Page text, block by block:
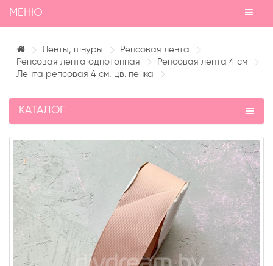
МЕНЮ
Ленты, шнуры
Репсовая лента
Репсовая лента однотонная
Репсовая лента 4 см
Лента репсовая 4 см, цв. пенка
КАТАЛОГ